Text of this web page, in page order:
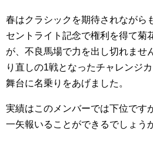
春はクラシックを期待されながら
セントライト記念で権利を得て菊
が、不良馬場で力を出し切れませ
り直しの1戦となったチャレンジ
舞台に名乗りをあげました。
実績はこのメンバーでは下位です
一矢報いることができるでしょう